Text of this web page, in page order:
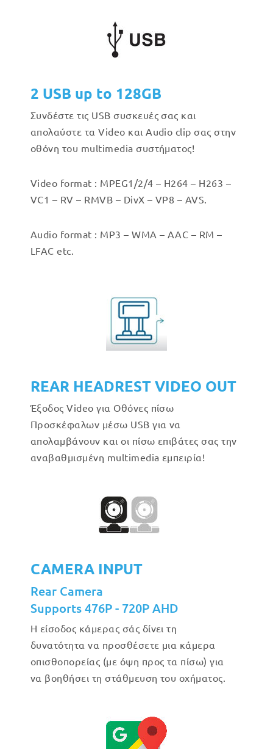
2 USB up to 128GB
Συνδέστε τις USB συσκευές σας και
απολαύστε τα Video και Audio clip σας στην
οθόνη του multimedia συστήματος!
Video format : MPEG1/2/4 – H264 – H263 –
VC1 – RV – RMVB – DivX – VP8 – AVS.
Audio format : MP3 – WMA – AAC – RM –
LFAC etc.
REAR HEADREST VIDEO OUT
Έξοδος Video για Οθόνες πίσω
Προσκέφαλων μέσω USB για να
απολαμβάνουν και οι πίσω επιβάτες σας την
αναβαθμισμένη multimedia εμπειρία!
CAMERA INPUT
Rear Camera
Supports 476P - 720P AHD
Η είσοδος κάμερας σάς δίνει τη
δυνατότητα να προσθέσετε μια κάμερα
οπισθοπορείας (με όψη προς τα πίσω) για
να βοηθήσει τη στάθμευση του οχήματος.